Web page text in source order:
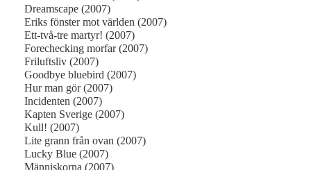
Dreamscape (2007)
Eriks fönster mot världen (2007)
Ett-två-tre martyr! (2007)
Forechecking morfar (2007)
Friluftsliv (2007)
Goodbye bluebird (2007)
Hur man gör (2007)
Incidenten (2007)
Kapten Sverige (2007)
Kull! (2007)
Lite grann från ovan (2007)
Lucky Blue (2007)
Människorna (2007)